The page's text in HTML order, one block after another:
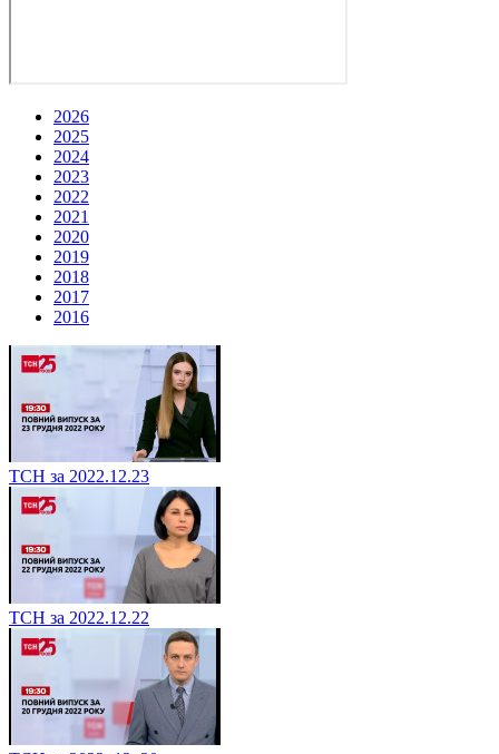
2026
2025
2024
2023
2022
2021
2020
2019
2018
2017
2016
ТСН за 2022.12.23
ТСН за 2022.12.22